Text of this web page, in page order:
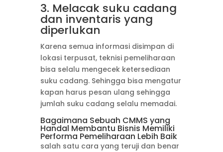
3. Melacak suku cadang
dan inventaris yang
diperlukan
Karena semua informasi disimpan di
lokasi terpusat, teknisi pemeliharaan
bisa selalu mengecek ketersediaan
suku cadang. Sehingga bisa mengatur
kapan harus pesan ulang sehingga
jumlah suku cadang selalu memadai.
Bagaimana Sebuah CMMS yang
Handal Membantu Bisnis Memiliki
Performa Pemeliharaan Lebih Baik
salah satu cara yang teruji dan benar